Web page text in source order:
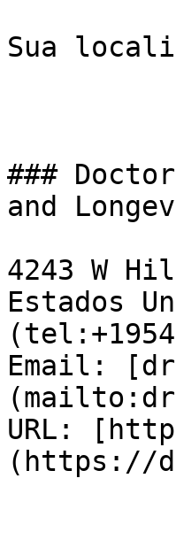
Sua
###
and
4243 W
Estados
Email:
URL:
(https://